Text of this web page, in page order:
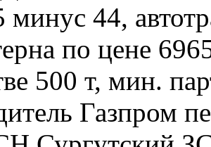
44,
по цене
500 т, мин.
Газпром